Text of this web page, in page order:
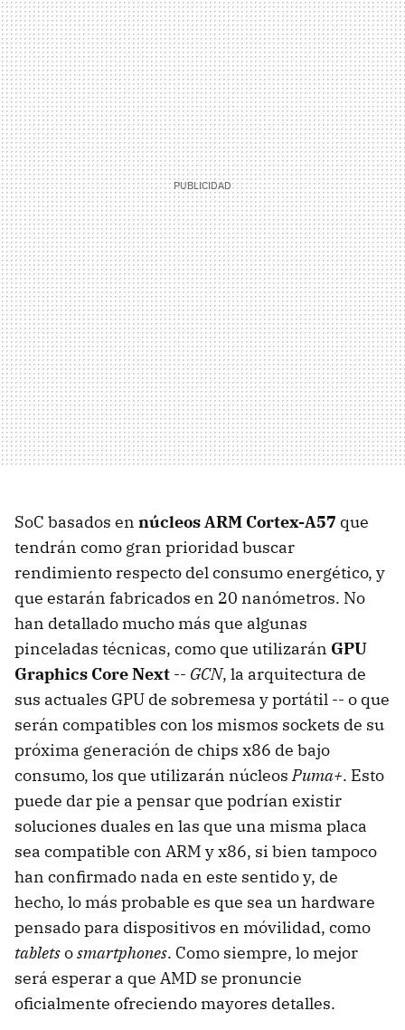
SoC basados en núcleos ARM Cortex-A57 que
tendrán como gran prioridad buscar
rendimiento respecto del consumo energético, y
que estarán fabricados en 20 nanómetros. No
han detallado mucho más que algunas
pinceladas técnicas, como que utilizarán GPU
Graphics Core Next -- GCN, la arquitectura de
sus actuales GPU de sobremesa y portátil -- o que
serán compatibles con los mismos sockets de su
próxima generación de chips x86 de bajo
consumo, los que utilizarán núcleosPuma+. Esto
puede dar pie a pensar que podrían existir
soluciones duales en las que una misma placa
sea compatible con ARM y x86, si bien tampoco
han confirmado nada en este sentido y, de
hecho, lo más probable es que sea un hardware
pensado para dispositivos en móvilidad, como
tabletsosmartphones. Como siempre, lo mejor
será esperar a que AMD se pronuncie
oficialmente ofreciendo mayores detalles.